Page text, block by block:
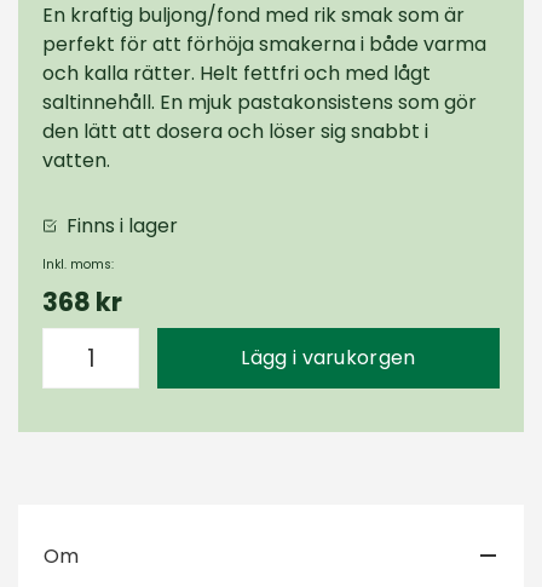
En kraftig buljong/fond med rik smak som är
perfekt för att förhöja smakerna i både varma
och kalla rätter. Helt fettfri och med lågt
saltinnehåll. En mjuk pastakonsistens som gör
den lätt att dosera och löser sig snabbt i
vatten.
Finns i lager
Inkl. moms:
368 kr
Lägg i varukorgen
Om